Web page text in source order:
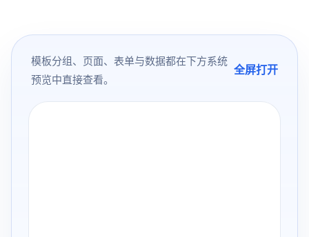
模板分组、页面、表单与数据都在下方系统
预览中直接查看。
全屏打开